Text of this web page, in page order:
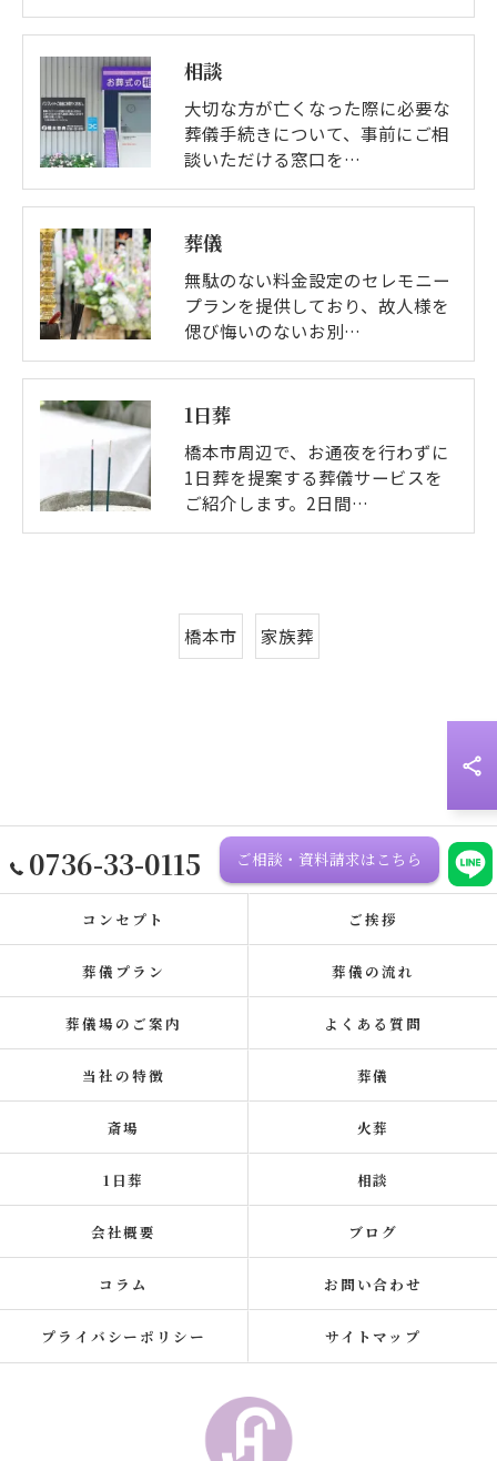
相談
大切な方が亡くなった際に必要な
葬儀手続きについて、事前にご相
談いただける窓口を…
葬儀
無駄のない料金設定のセレモニー
プランを提供しており、故人様を
偲び悔いのないお別…
1日葬
橋本市周辺で、お通夜を行わずに
1日葬を提案する葬儀サービスを
ご紹介します。2日間…
橋本市 家族葬
0736-33-0115 ご相談・資料請求はこちら
コンセプト ご挨拶
葬儀プラン 葬儀の流れ
葬儀場のご案内 よくある質問
当社の特徴 葬儀
斎場 火葬
1日葬 相談
会社概要 ブログ
コラム お問い合わせ
プライバシーポリシー サイトマップ